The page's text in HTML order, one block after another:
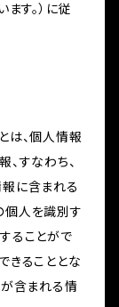
す。）に従
は、個人情報
すなわち、
に含まれる
個人を識別す
ることがで
きることとな
が含まれる情